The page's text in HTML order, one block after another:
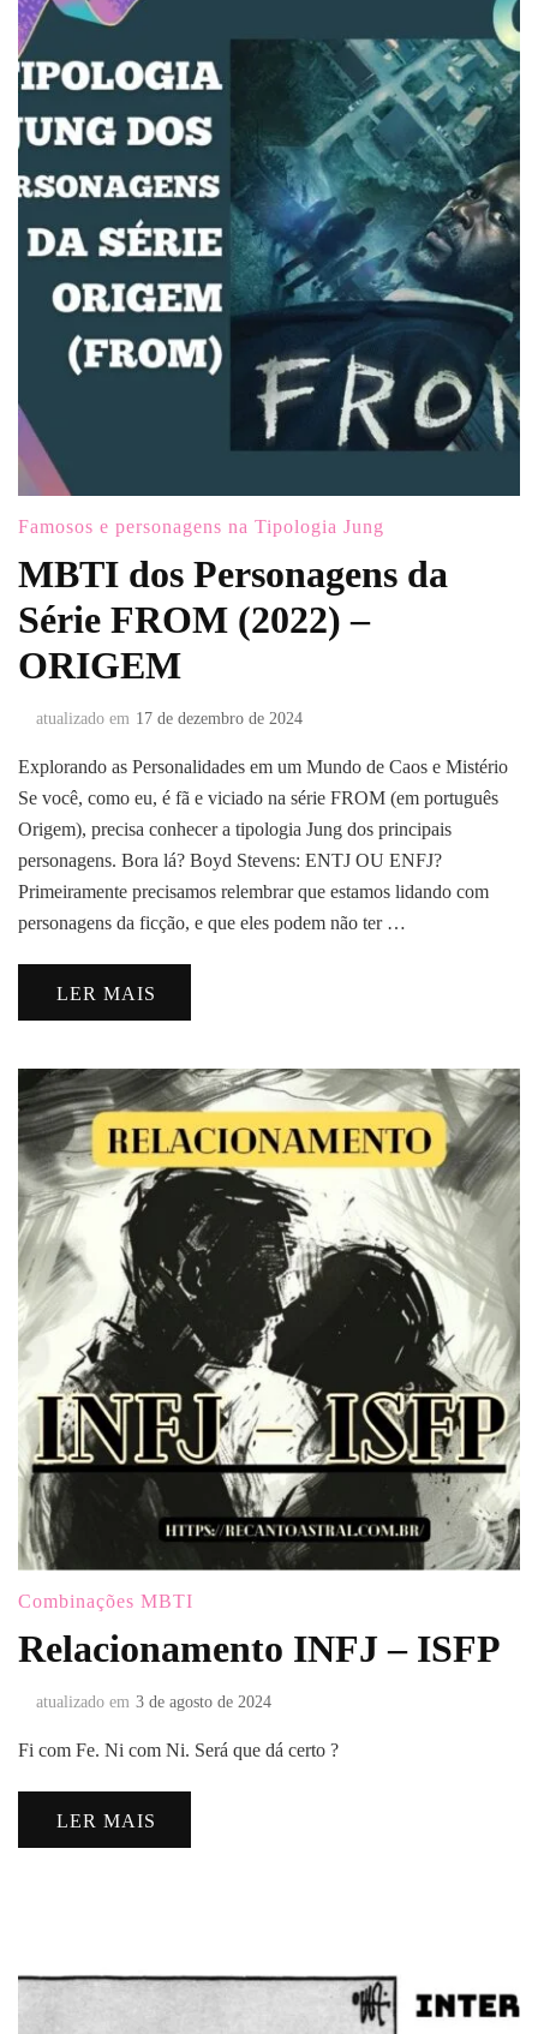
Famosos e personagens na Tipologia Jung
MBTI dos Personagens da
Série FROM (2022) –
ORIGEM
atualizado em 17 de dezembro de 2024
Explorando as Personalidades em um Mundo de Caos e Mistério
Se você, como eu, é fã e viciado na série FROM (em português
Origem), precisa conhecer a tipologia Jung dos principais
personagens. Bora lá? Boyd Stevens: ENTJ OU ENFJ?
Primeiramente precisamos relembrar que estamos lidando com
personagens da ficção, e que eles podem não ter …
LER MAIS
Combinações MBTI
Relacionamento INFJ – ISFP
atualizado em 3 de agosto de 2024
Fi com Fe. Ni com Ni. Será que dá certo ?
LER MAIS